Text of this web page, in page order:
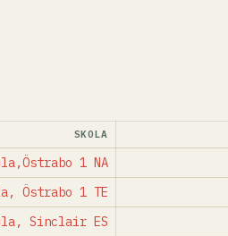
SKOLA
1 NA
Östrabo 1 TE
Sinclair ES